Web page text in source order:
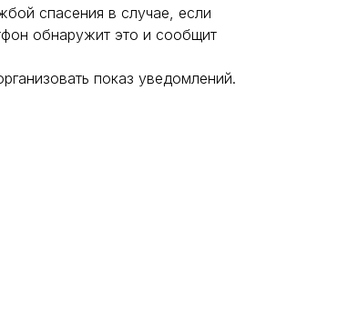
спасения в случае, если
обнаружит это и сообщит
показ уведомлений.